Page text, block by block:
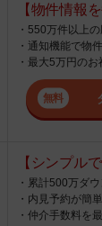
【物件情報
・550万件以上
・通知機能で物
・最大5万円の
【シンプル
・累計500万ダ
・内見予約が簡
・仲介手数料を